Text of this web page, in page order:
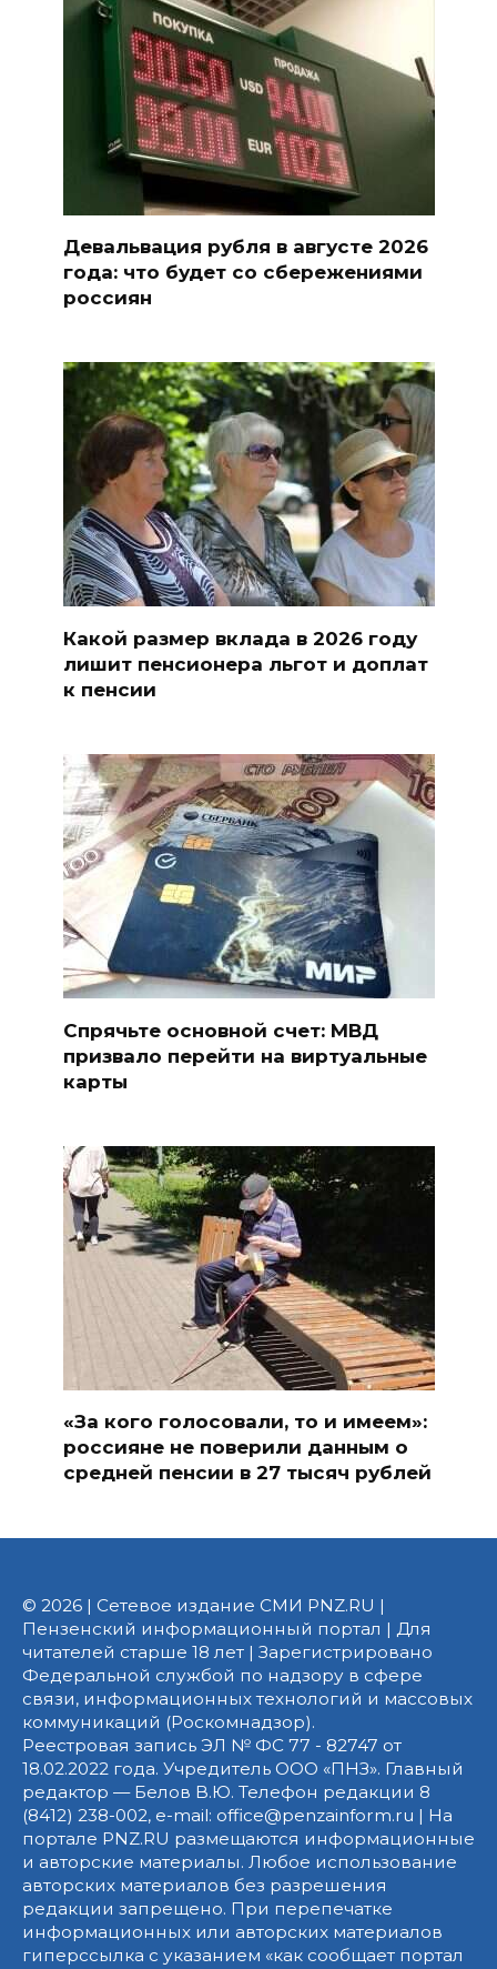
Девальвация рубля в августе 2026
года: что будет со сбережениями
россиян
Какой размер вклада в 2026 году
лишит пенсионера льгот и доплат
к пенсии
Спрячьте основной счет: МВД
призвало перейти на виртуальные
карты
«За кого голосовали, то и имеем»:
россияне не поверили данным о
средней пенсии в 27 тысяч рублей
© 2026 | Сетевое издание СМИ PNZ.RU |
Пензенский информационный портал | Для
читателей старше 18 лет | Зарегистрировано
Федеральной службой по надзору в сфере
связи, информационных технологий и массовых
коммуникаций (Роскомнадзор).
Реестровая запись ЭЛ № ФС 77 - 82747 от
18.02.2022 года. Учредитель ООО «ПНЗ». Главный
редактор — Белов В.Ю. Телефон редакции 8
(8412) 238-002, e-mail: office@penzainform.ru | На
портале PNZ.RU размещаются информационные
и авторские материалы. Любое использование
авторских материалов без разрешения
редакции запрещено. При перепечатке
информационных или авторских материалов
гиперссылка с указанием «как сообщает портал